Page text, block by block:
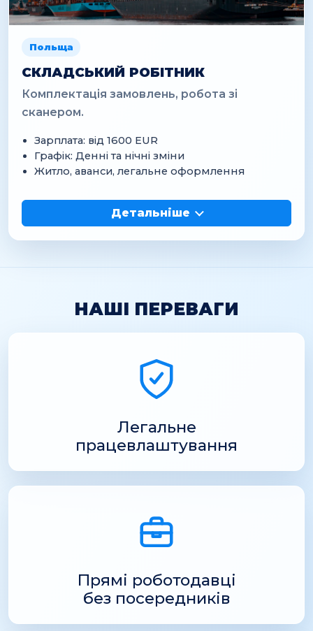
Польща
СКЛАДСЬКИЙ РОБІТНИК
Комплектація замовлень, робота зі
сканером.
Зарплата: від 1600 EUR
Графік: Денні та нічні зміни
Житло, аванси, легальне оформлення
Детальніше
НАШІ ПЕРЕВАГИ
Легальне
працевлаштування
Прямі роботодавці
без посередників